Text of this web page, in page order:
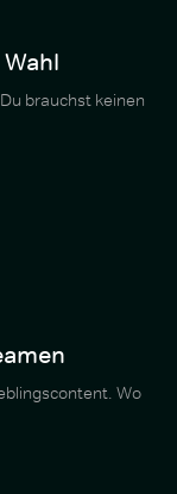
brauchst keinen
Wo